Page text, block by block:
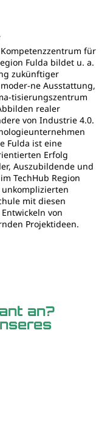
für
Fulda bildet u. a.
zukünftiger
ne Ausstattung,
tisierungszentrum
realer
von Industrie 4.0.
Fulda ist eine
Erfolg
Auszubildende und
TechHub Region
unkomplizierten
mit diesen
von
Projektideen.
an?